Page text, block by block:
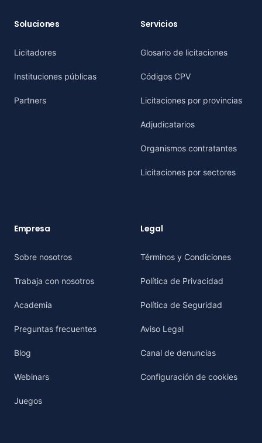
Soluciones
Licitadores
Instituciones públicas
Partners
Servicios
Glosario de licitaciones
Códigos CPV
Licitaciones por provincias
Adjudicatarios
Organismos contratantes
Licitaciones por sectores
Empresa
Sobre nosotros
Trabaja con nosotros
Academia
Preguntas frecuentes
Blog
Webinars
Juegos
Legal
Términos y Condiciones
Política de Privacidad
Política de Seguridad
Aviso Legal
Canal de denuncias
Configuración de cookies